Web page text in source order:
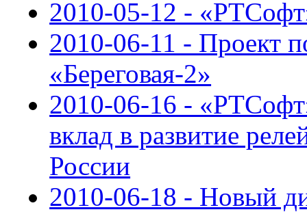
2010-05-12 -
2010-06-11 - Проект
«Береговая-2»
2010-06-16 -
вклад в развитие
России
2010-06-18 - Новый